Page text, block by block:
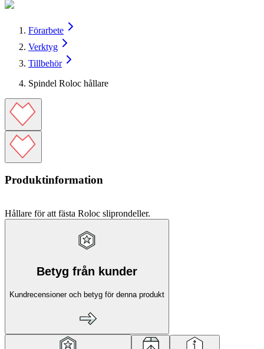
Förarbete
Verktyg
Tillbehör
Spindel Roloc hållare
Produktinformation
Hållare för att fästa Roloc sliprondeller.
Betyg från kunder
Kundrecensioner och betyg för denna produkt